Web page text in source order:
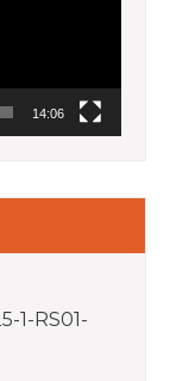
14:06
1-RS01-